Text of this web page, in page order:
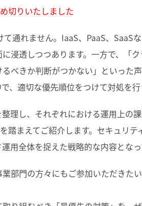
切りいたしました
通れません。IaaS、PaaS、SaaS
浸透しつつあります。一方で、「
べきか判断がつかない」といった
、適切な優先順位をつけて対処を行
理し、それぞれにおける運用上の課
踏まえてご紹介します。セキュリテ
用全体を捉えた戦略的な内容となっ
部門の方々にもご参加いただきた